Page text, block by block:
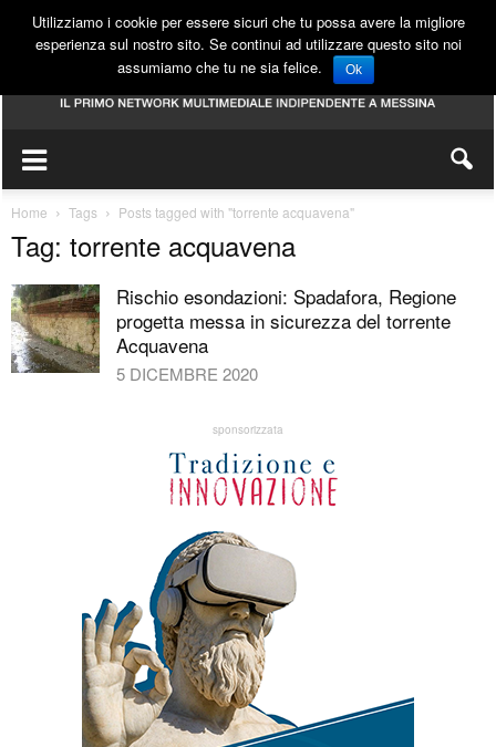
Home Tags Posts tagged with "torrente acquavena"
Tag: torrente acquavena
Rischio esondazioni: Spadafora, Regione
progetta messa in sicurezza del torrente
Acquavena
5 DICEMBRE 2020
sponsorizzata
Utilizziamo i cookie per essere sicuri che tu possa avere la migliore
esperienza sul nostro sito. Se continui ad utilizzare questo sito noi
assumiamo che tu ne sia felice.
Ok